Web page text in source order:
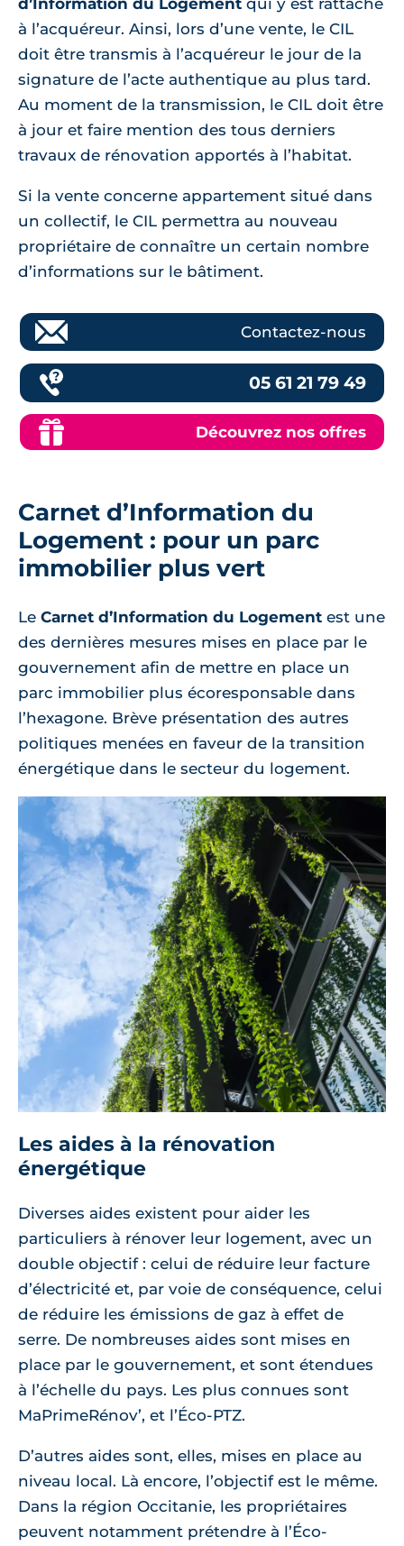
à l’acquéreur. Ainsi, lors d’une vente, le CIL
doit être transmis à l’acquéreur le jour de la
signature de l’acte authentique au plus tard.
Au moment de la transmission, le CIL doit être
à jour et faire mention des tous derniers
travaux de rénovation apportés à l’habitat.
Si la vente concerne appartement situé dans
un collectif, le CIL permettra au nouveau
propriétaire de connaître un certain nombre
d’informations sur le bâtiment.
Contactez-nous
05 61 21 79 49
Découvrez nos offres
Carnet d’Information du
Logement : pour un parc
immobilier plus vert
Le Carnet d’Information du Logement est une
des dernières mesures mises en place par le
gouvernement afin de mettre en place un
parc immobilier plus écoresponsable dans
l’hexagone. Brève présentation des autres
politiques menées en faveur de la transition
énergétique dans le secteur du logement.
Les aides à la rénovation
énergétique
Diverses aides existent pour aider les
particuliers à rénover leur logement, avec un
double objectif : celui de réduire leur facture
d’électricité et, par voie de conséquence, celui
de réduire les émissions de gaz à effet de
serre. De nombreuses aides sont mises en
place par le gouvernement, et sont étendues
à l’échelle du pays. Les plus connues sont
MaPrimeRénov’, et l’Éco-PTZ.
D’autres aides sont, elles, mises en place au
niveau local. Là encore, l’objectif est le même.
Dans la région Occitanie, les propriétaires
peuvent notamment prétendre à l’Éco-